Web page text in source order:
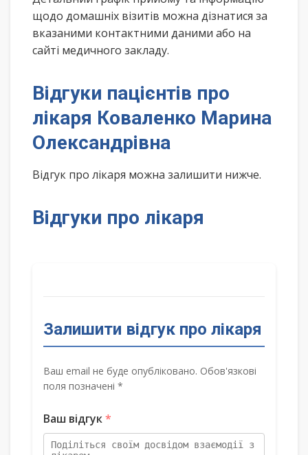
щодо домашніх візитів можна дізнатися за
вказаними контактними даними або на
сайті медичного закладу.
Відгуки пацієнтів про
лікаря Коваленко Марина
Олександрівна
Відгук про лікаря можна залишити нижче.
Відгуки про лікаря
Залишити відгук про лікаря
Ваш email не буде опубліковано. Обов'язкові
поля позначені *
Ваш відгук*